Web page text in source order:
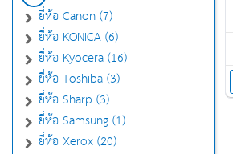
ยี่ห้อ Canon (7)
ยี่ห้อ KONICA (6)
ยี่ห้อ Kyocera (16)
ยี่ห้อ Toshiba (3)
ยี่ห้อ Sharp (3)
ยี่ห้อ Samsung (1)
ยี่ห้อ Xerox (20)